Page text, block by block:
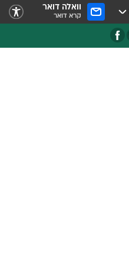
וואלה דואר
קרא דואר